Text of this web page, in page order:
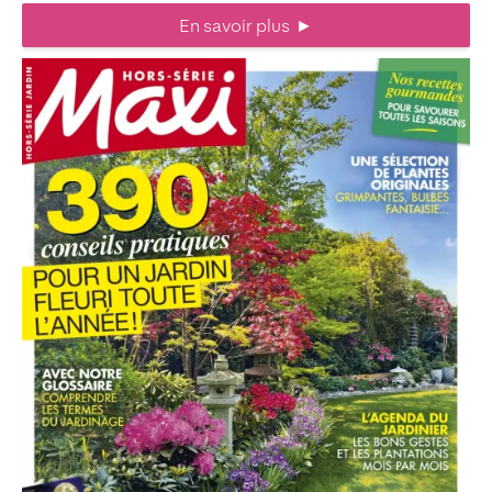
En savoir plus ►